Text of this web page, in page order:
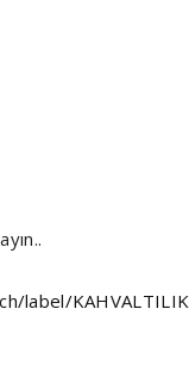
label/